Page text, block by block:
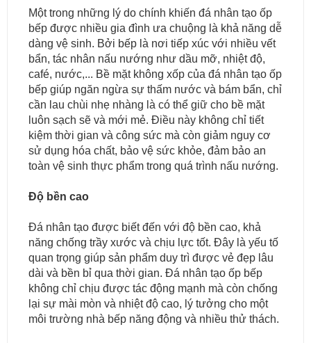
Một trong những lý do chính khiến đá nhân tạo ốp
bếp được nhiều gia đình ưa chuộng là khả năng dễ
dàng vệ sinh. Bởi bếp là nơi tiếp xúc với nhiều vết
bẩn, tác nhân nấu nướng như dầu mỡ, nhiệt độ,
café, nước,... Bề mặt không xốp của đá nhân tạo ốp
bếp giúp ngăn ngừa sự thấm nước và bám bẩn, chỉ
cần lau chùi nhẹ nhàng là có thể giữ cho bề mặt
luôn sạch sẽ và mới mẻ. Điều này không chỉ tiết
kiệm thời gian và công sức mà còn giảm nguy cơ
sử dụng hóa chất, bảo vệ sức khỏe, đảm bảo an
toàn vệ sinh thực phẩm trong quá trình nấu nướng.
Độ bền cao
Đá nhân tạo được biết đến với độ bền cao, khả
năng chống trầy xước và chịu lực tốt. Đây là yếu tố
quan trọng giúp sản phẩm duy trì được vẻ đẹp lâu
dài và bền bỉ qua thời gian. Đá nhân tạo ốp bếp
không chỉ chịu được tác động mạnh mà còn chống
lại sự mài mòn và nhiệt độ cao, lý tưởng cho một
môi trường nhà bếp năng động và nhiều thử thách.